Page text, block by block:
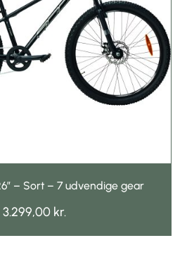
– Sort – 7 udvendige gear
3.299,00 kr.